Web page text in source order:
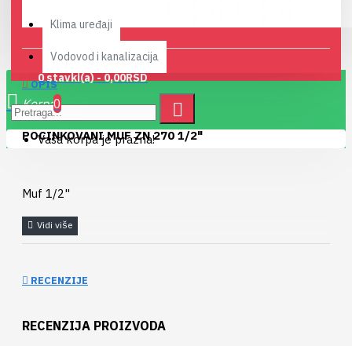
0 stavki(a) - 0,00RSD
0
Vaša korpa je prazna!
Klima uređaji
Vodovod i kanalizacija
OPIS
POCINKOVANI MUF ZN 270 1/2"
Muf 1/2"
RECENZIJE
RECENZIJA PROIZVODA